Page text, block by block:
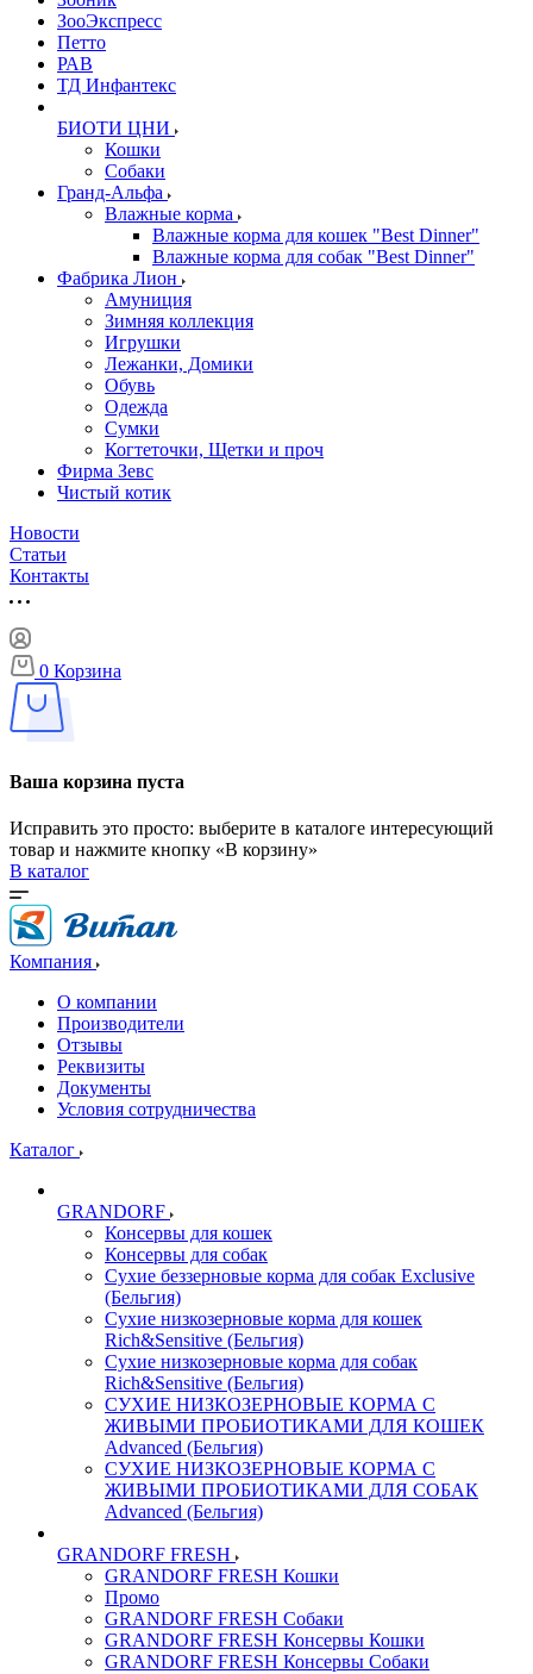
ЗооЭкспресс
Петто
РАВ
ТД Инфантекс
БИОТИ ЦНИ
Кошки
Собаки
Гранд-Альфа
Влажные корма
Влажные корма для кошек "Best Dinner"
Влажные корма для собак "Best Dinner"
Фабрика Лион
Амуниция
Зимняя коллекция
Игрушки
Лежанки, Домики
Обувь
Одежда
Сумки
Когтеточки, Щетки и проч
Фирма Зевс
Чистый котик
Новости
Статьи
Контакты
0 Корзина
Ваша корзина пуста
Исправить это просто: выберите в каталоге интересующий
товар и нажмите кнопку «В корзину»
В каталог
Компания
О компании
Производители
Отзывы
Реквизиты
Документы
Условия сотрудничества
Каталог
GRANDORF
Консервы для кошек
Консервы для собак
Сухие беззерновые корма для собак Exclusive
(Бельгия)
Сухие низкозерновые корма для кошек
Rich&Sensitive (Бельгия)
Сухие низкозерновые корма для собак
Rich&Sensitive (Бельгия)
СУХИЕ НИЗКОЗЕРНОВЫЕ КОРМА С
ЖИВЫМИ ПРОБИОТИКАМИ ДЛЯ КОШЕК
Advanced (Бельгия)
СУХИЕ НИЗКОЗЕРНОВЫЕ КОРМА С
ЖИВЫМИ ПРОБИОТИКАМИ ДЛЯ СОБАК
Advanced (Бельгия)
GRANDORF FRESH
GRANDORF FRESH Кошки
Промо
GRANDORF FRESH Собаки
GRANDORF FRESH Консервы Кошки
GRANDORF FRESH Консервы Собаки